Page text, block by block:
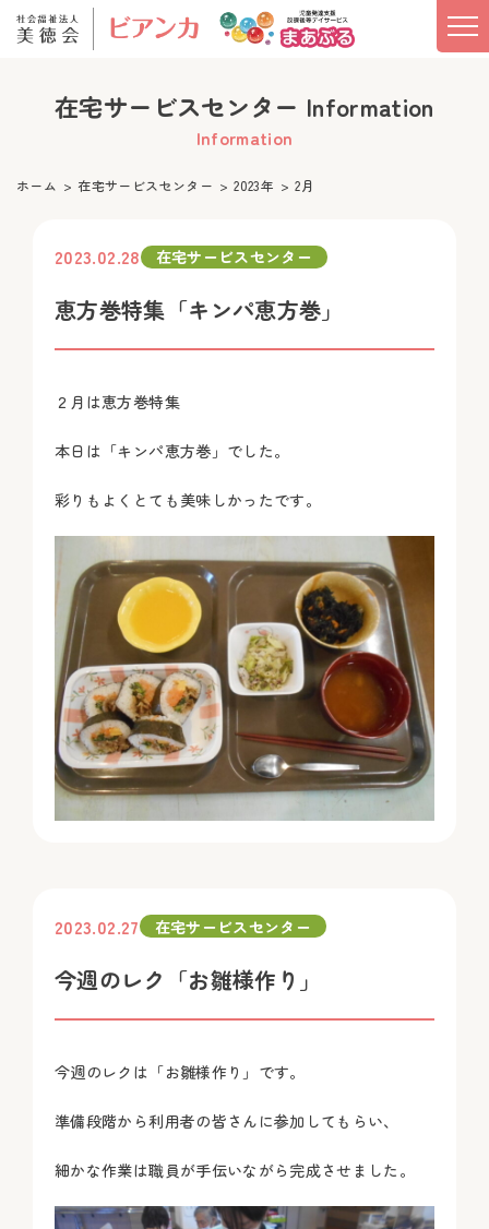
在宅サービスセンター Information
Information
ホーム 在宅サービスセンター 2023年 2月
2023.02.28 在宅サービスセンター
恵方巻特集「キンパ恵方巻」
２月は恵方巻特集
本日は「キンパ恵方巻」でした。
彩りもよくとても美味しかったです。
2023.02.27 在宅サービスセンター
今週のレク「お雛様作り」
今週のレクは「お雛様作り」です。
準備段階から利用者の皆さんに参加してもらい、
細かな作業は職員が手伝いながら完成させました。